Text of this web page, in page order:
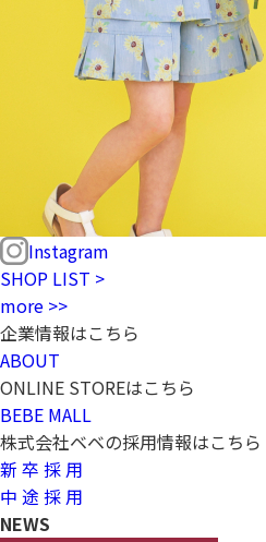
Instagram
SHOP LIST >
more >>
企業情報はこちら
ABOUT
ONLINE STOREはこちら
BEBE MALL
株式会社ベベの採用情報はこちら
新 卒 採 用
中 途 採 用
NEWS